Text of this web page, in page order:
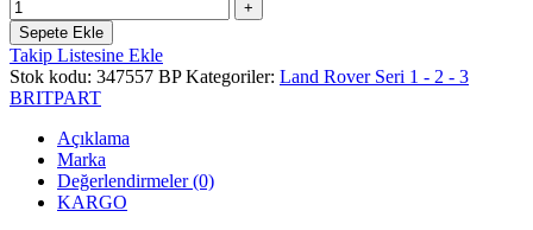
Sepete Ekle
Takip Listesine Ekle
Stok kodu: 347557 BPKategoriler: Land Rover Seri 1 - 2 - 3
BRITPART
Açıklama
Marka
Değerlendirmeler (0)
KARGO